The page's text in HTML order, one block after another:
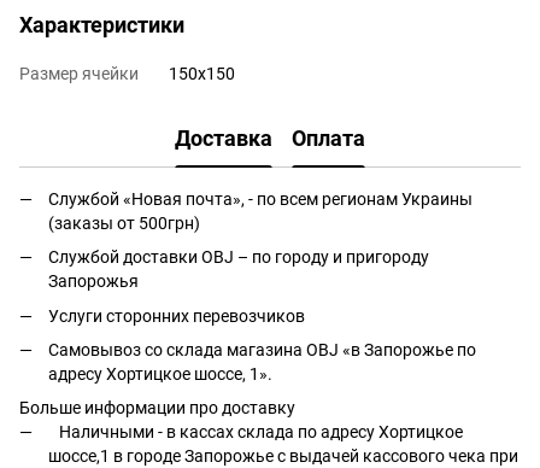
Характеристики
Размер ячейки 150х150
Доставка Оплата
Службой «Новая почта», - по всем регионам Украины
(заказы от 500грн)
Службой доставки OBJ – по городу и пригороду
Запорожья
Услуги сторонних перевозчиков
Самовывоз со склада магазина OBJ «в Запорожье по
адресу Хортицкое шоссе, 1».
Больше информации про доставку
Наличными - в кассах склада по адресу Хортицкое
шоссе,1 в городе Запорожье с выдачей кассового чека при